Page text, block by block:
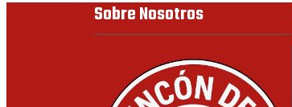
Sobre Nosotros